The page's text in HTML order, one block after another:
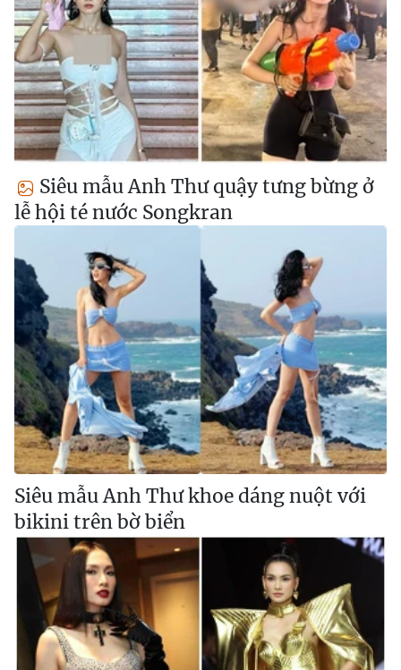
Siêu mẫu Anh Thư quậy tưng bừng ở
lễ hội té nước Songkran
Siêu mẫu Anh Thư khoe dáng nuột với
bikini trên bờ biển